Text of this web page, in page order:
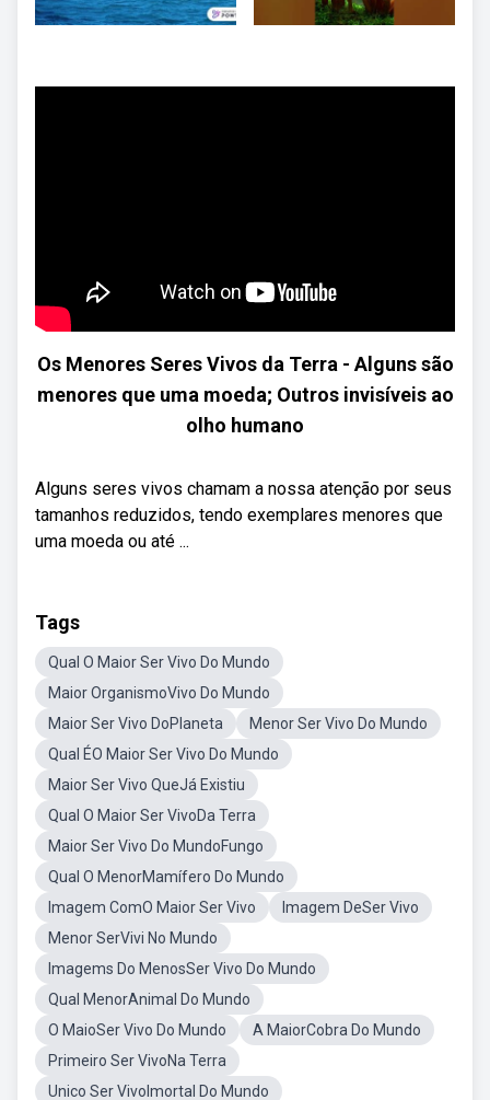
Os Menores Seres Vivos da Terra - Alguns são
menores que uma moeda; Outros invisíveis ao
olho humano
Alguns seres vivos chamam a nossa atenção por seus
tamanhos reduzidos, tendo exemplares menores que
uma moeda ou até ...
Tags
Qual O Maior Ser Vivo Do Mundo
Maior OrganismoVivo Do Mundo
Maior Ser Vivo DoPlaneta
Menor Ser Vivo Do Mundo
Qual ÉO Maior Ser Vivo Do Mundo
Maior Ser Vivo QueJá Existiu
Qual O Maior Ser VivoDa Terra
Maior Ser Vivo Do MundoFungo
Qual O MenorMamífero Do Mundo
Imagem ComO Maior Ser Vivo
Imagem DeSer Vivo
Menor SerVivi No Mundo
Imagems Do MenosSer Vivo Do Mundo
Qual MenorAnimal Do Mundo
O MaioSer Vivo Do Mundo
A MaiorCobra Do Mundo
Primeiro Ser VivoNa Terra
Unico Ser VivoImortal Do Mundo